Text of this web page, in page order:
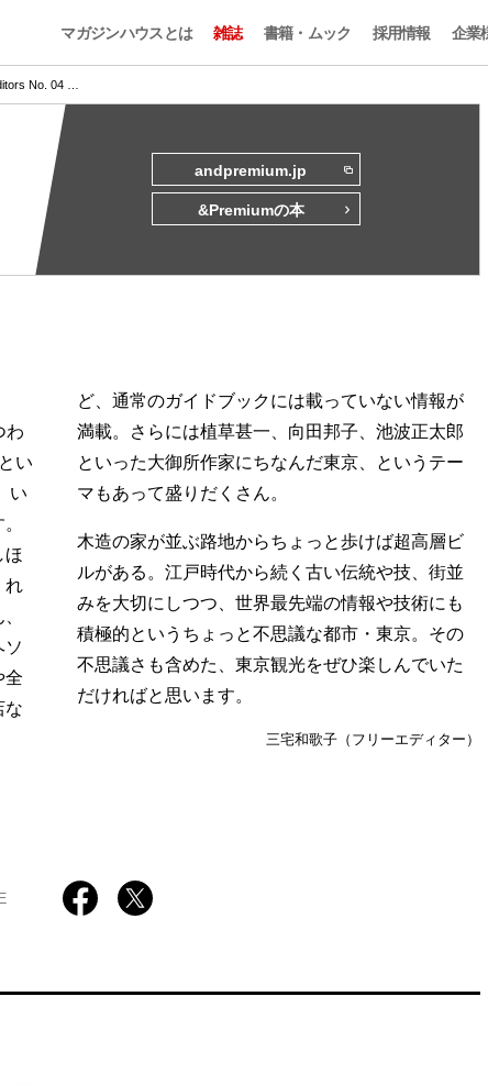
マガジンハウスとは 雑誌 書籍・ムック 採用情報 企業
No. 04 …
andpremium.jp
&Premiumの本
わ
い
い
ほ
れ
ソ
全
な
郎
ー
マもあって盛りだくさん。
木造の家が並ぶ路地からちょっと歩けば超高層ビ
ルがある。江戸時代から続く古い伝統や技、街並
みを大切にしつつ、世界最先端の情報や技術にも
積極的というちょっと不思議な都市・東京。その
不思議さも含めた、東京観光をぜひ楽しんでいた
だければと思います。
三宅和歌子（フリーエディター）